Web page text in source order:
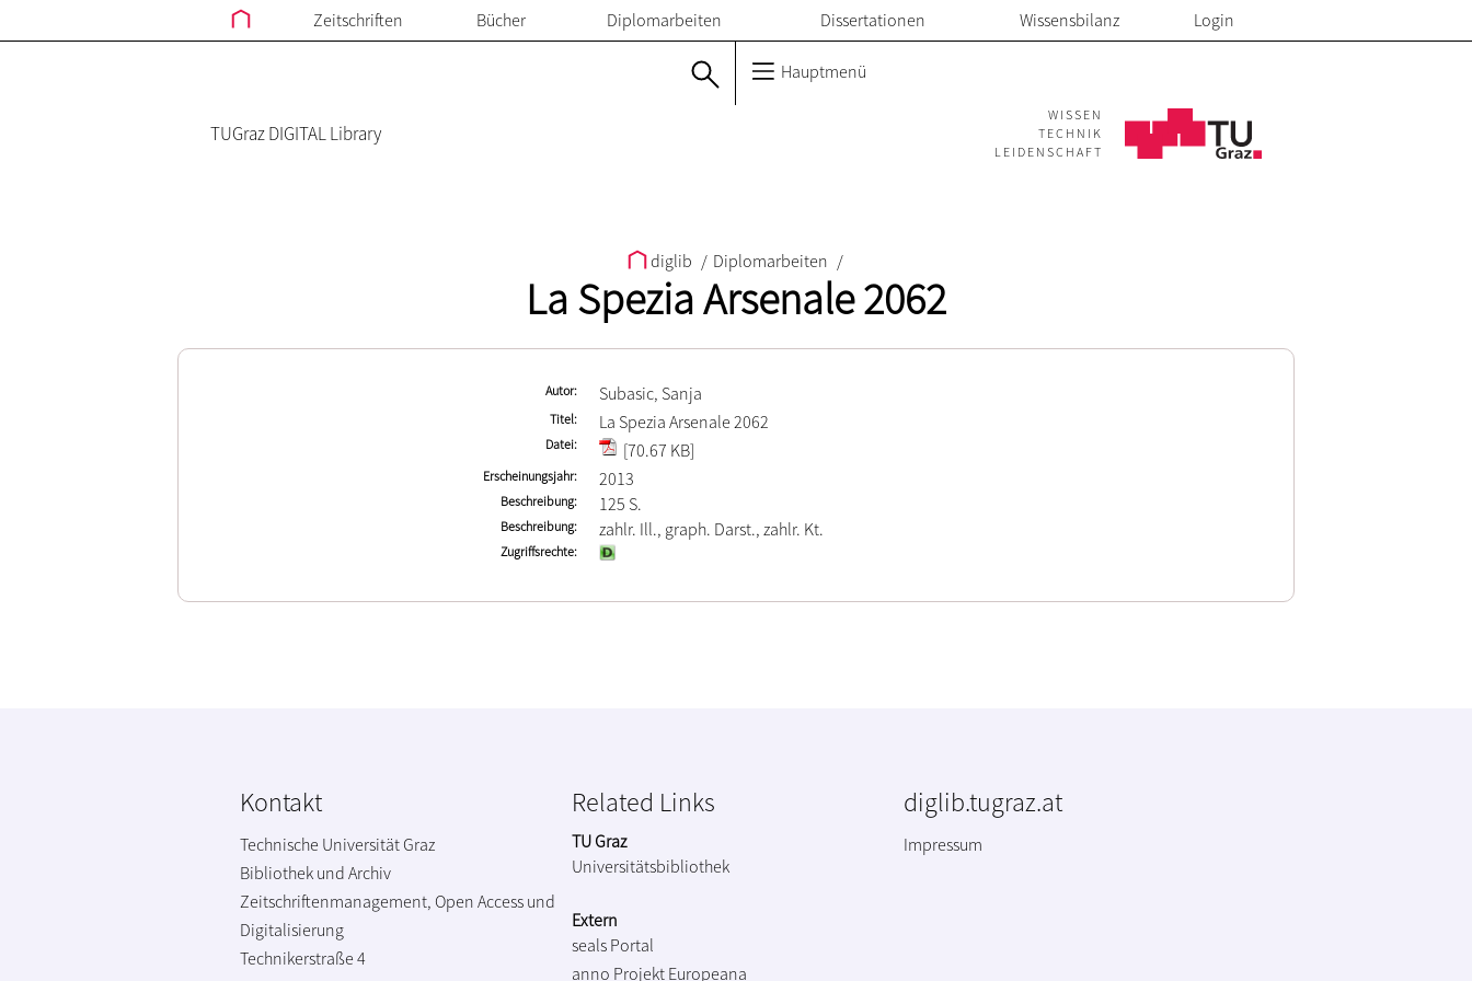
Zeitschriften Bücher Diplomarbeiten Dissertationen Wissensbilanz Login
Hauptmenü
TUGraz DIGITAL Library
WISSEN
TECHNIK
LEIDENSCHAFT
diglib / Diplomarbeiten /
La Spezia Arsenale 2062
Autor Subasic, Sanja
Titel La Spezia Arsenale 2062
Datei [70.67 KB]
Erscheinungsjahr 2013
Beschreibung 125 S.
Beschreibung zahlr. Ill., graph. Darst., zahlr. Kt.
Zugriffsrechte
Kontakt
Technische Universität Graz
Bibliothek und Archiv
Zeitschriftenmanagement, Open Access und
Digitalisierung
Technikerstraße 4
Related Links
TU Graz
Universitätsbibliothek
Extern
seals Portal
anno Projekt Europeana
diglib.tugraz.at
Impressum